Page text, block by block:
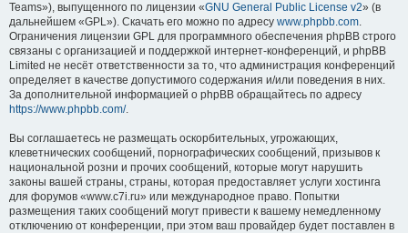
Teams»), выпущенного по лицензии «GNU General Public License v2» (в
дальнейшем «GPL»). Скачать его можно по адресу www.phpbb.com.
Ограничения лицензии GPL для программного обеспечения phpBB строго
связаны с организацией и поддержкой интернет-конференций, и phpBB
Limited не несёт ответственности за то, что администрация конференций
определяет в качестве допустимого содержания и/или поведения в них.
За дополнительной информацией о phpBB обращайтесь по адресу
https://www.phpbb.com/.
Вы соглашаетесь не размещать оскорбительных, угрожающих,
клеветнических сообщений, порнографических сообщений, призывов к
национальной розни и прочих сообщений, которые могут нарушить
законы вашей страны, страны, которая предоставляет услуги хостинга
для форумов «www.c7i.ru» или международное право. Попытки
размещения таких сообщений могут привести к вашему немедленному
отключению от конференции, при этом ваш провайдер будет поставлен в